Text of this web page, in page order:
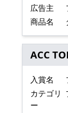
広告主
商品名
ACC
入賞名
カテゴリ
ー